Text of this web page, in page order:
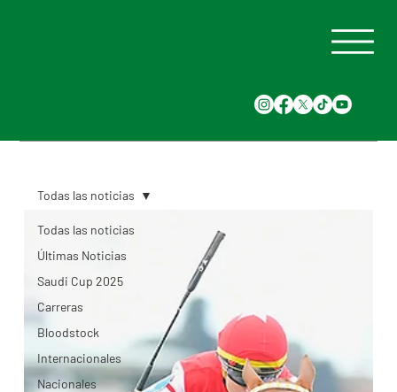
Todas las noticias
Últimas Noticias
Saudi Cup 2025
Carreras
Bloodstock
Internacionales
Nacionales
Todas las noticias